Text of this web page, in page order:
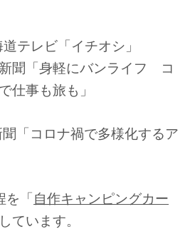
テレビ「イチオシ」
身軽にバンライフ コ
仕事も旅も」
「コロナ禍で多様化するア
を「自作キャンピングカー
ています。